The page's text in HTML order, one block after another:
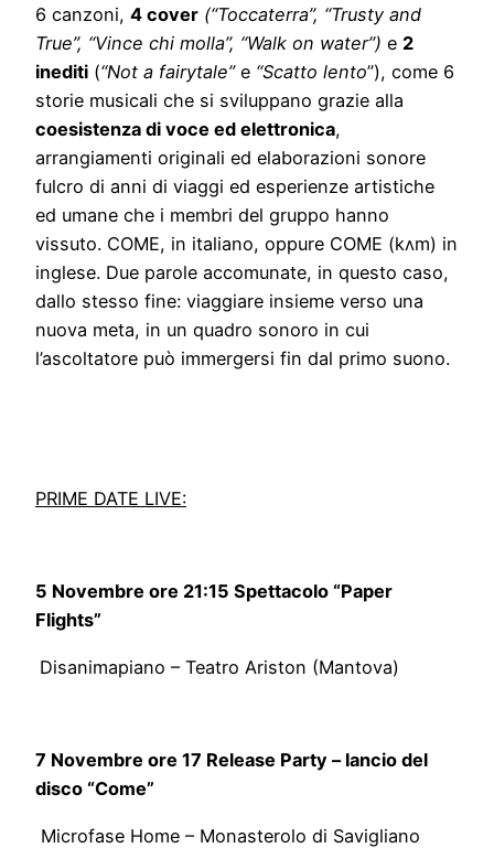
6 canzoni, 4 cover (“Toccaterra”, “Trusty and
True”, “Vince chi molla”, “Walk on water”) e 2
inediti (“Not a fairytale”e “Scatto lento”), come 6
storie musicali che si sviluppano grazie alla
coesistenza di voce ed elettronica,
arrangiamenti originali ed elaborazioni sonore
fulcro di anni di viaggi ed esperienze artistiche
ed umane che i membri del gruppo hanno
vissuto. COME, in italiano, oppure COME (kʌm) in
inglese. Due parole accomunate, in questo caso,
dallo stesso fine: viaggiare insieme verso una
nuova meta, in un quadro sonoro in cui
l’ascoltatore può immergersi fin dal primo suono.
PRIME DATE LIVE:
5 Novembre ore 21:15 Spettacolo “Paper
Flights”
Disanimapiano – Teatro Ariston (Mantova)
7 Novembre ore 17 Release Party – lancio del
disco “Come”
Microfase Home – Monasterolo di Savigliano